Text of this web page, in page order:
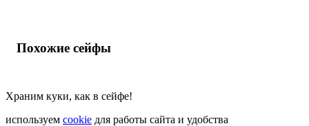
Похожие сейфы
Храним куки, как в сейфе!
используем cookie для работы сайта и удобства